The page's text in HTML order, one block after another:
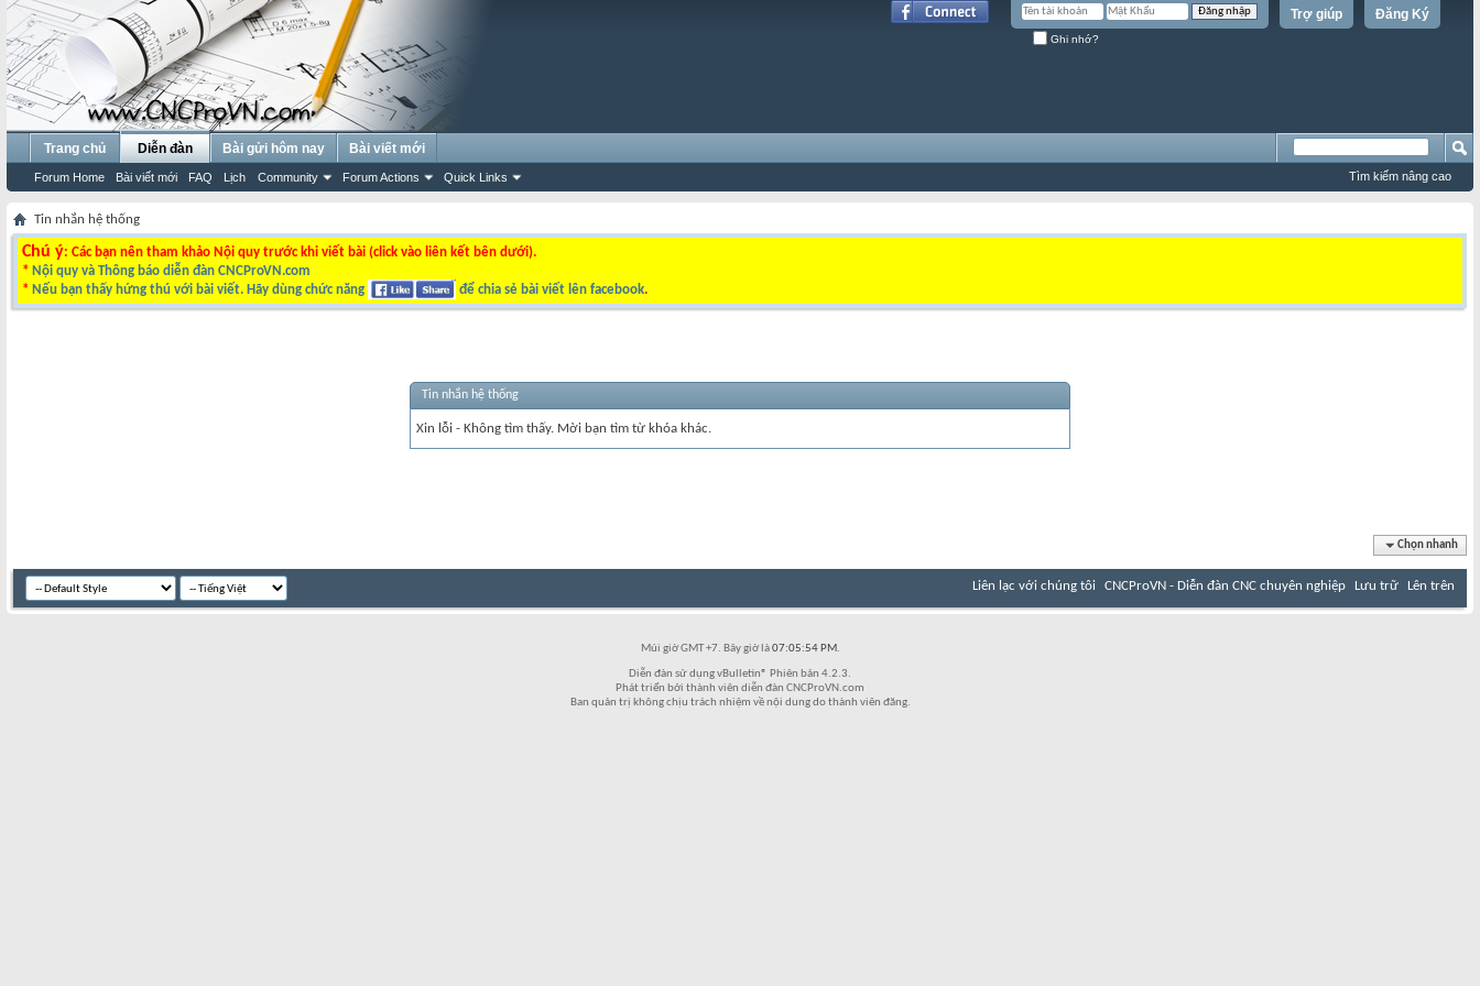
Đăng Ký
Trợ giúp
Ghi nhớ?
Trang chủ Diễn đàn
Forum Home Bài viết mới FAQ Lịch Community Forum Actions Quick Links
Bài gửi hôm nay Bài viết mới
Tìm kiếm nâng cao
Tin nhắn hệ thống
Chú ý: Các bạn nên tham khảo Nội quy trước khi viết bài (click vào liên kết bên dưới).
* Nội quy và Thông báo diễn đàn CNCProVN.com
* Nếu bạn thấy hứng thú với bài viết. Hãy dùng chức năng để chia sẻ bài viết lên facebook.
Tin nhắn hệ thống
Xin lỗi - Không tìm thấy. Mời bạn tìm từ khóa khác.
Chọn nhanh
Liên lạc với chúng tôi CNCProVN - Diễn đàn CNC chuyên nghiệp Lưu trữ Lên trên
Múi giờ GMT +7. Bây giờ là07:05:54 PM.
Diễn đàn sử dụng vBulletin® Phiên bản 4.2.3.
Phát triển bởi thành viên diễn đàn CNCProVN.com
Ban quản trị không chịu trách nhiệm về nội dung do thành viên đăng.